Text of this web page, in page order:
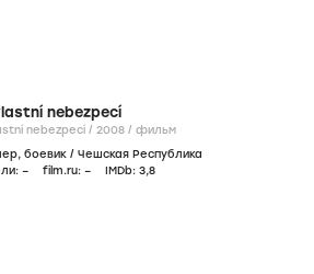
nebezpecí
Na vlastní nebezpecí / 2008 / фильм
, боевик / Чешская Республика
– film.ru: – IMDb: 3,8